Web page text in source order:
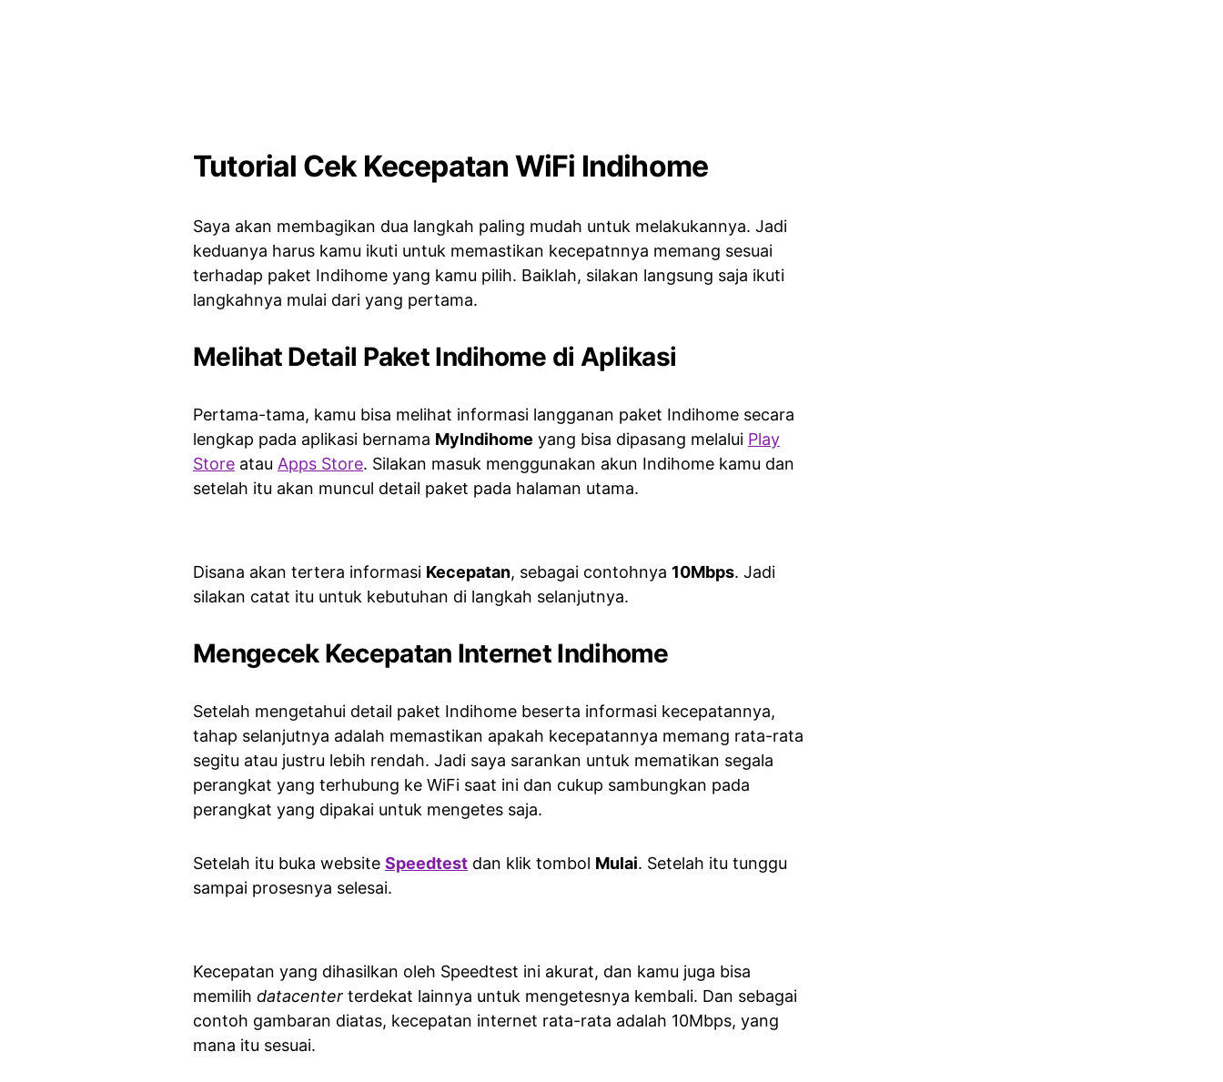
Tutorial Cek Kecepatan WiFi Indihome
Saya akan membagikan dua langkah paling mudah untuk melakukannya. Jadi
keduanya harus kamu ikuti untuk memastikan kecepatnnya memang sesuai
terhadap paket Indihome yang kamu pilih. Baiklah, silakan langsung saja ikuti
langkahnya mulai dari yang pertama.
Melihat Detail Paket Indihome di Aplikasi
Pertama-tama, kamu bisa melihat informasi langganan paket Indihome secara
lengkap pada aplikasi bernama MyIndihome yang bisa dipasang melalui Play
Store atau Apps Store. Silakan masuk menggunakan akun Indihome kamu dan
setelah itu akan muncul detail paket pada halaman utama.
Disana akan tertera informasi Kecepatan, sebagai contohnya 10Mbps. Jadi
silakan catat itu untuk kebutuhan di langkah selanjutnya.
Mengecek Kecepatan Internet Indihome
Setelah mengetahui detail paket Indihome beserta informasi kecepatannya,
tahap selanjutnya adalah memastikan apakah kecepatannya memang rata-rata
segitu atau justru lebih rendah. Jadi saya sarankan untuk mematikan segala
perangkat yang terhubung ke WiFi saat ini dan cukup sambungkan pada
perangkat yang dipakai untuk mengetes saja.
Setelah itu buka website Speedtest dan klik tombol Mulai. Setelah itu tunggu
sampai prosesnya selesai.
Kecepatan yang dihasilkan oleh Speedtest ini akurat, dan kamu juga bisa
memilih datacenter terdekat lainnya untuk mengetesnya kembali. Dan sebagai
contoh gambaran diatas, kecepatan internet rata-rata adalah 10Mbps, yang
mana itu sesuai.